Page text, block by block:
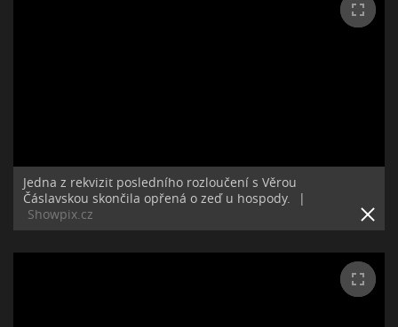
Jedna z rekvizit posledního rozloučení s Věrou
Čáslavskou skončila opřená o zeď u hospody.
|
Showpix.cz